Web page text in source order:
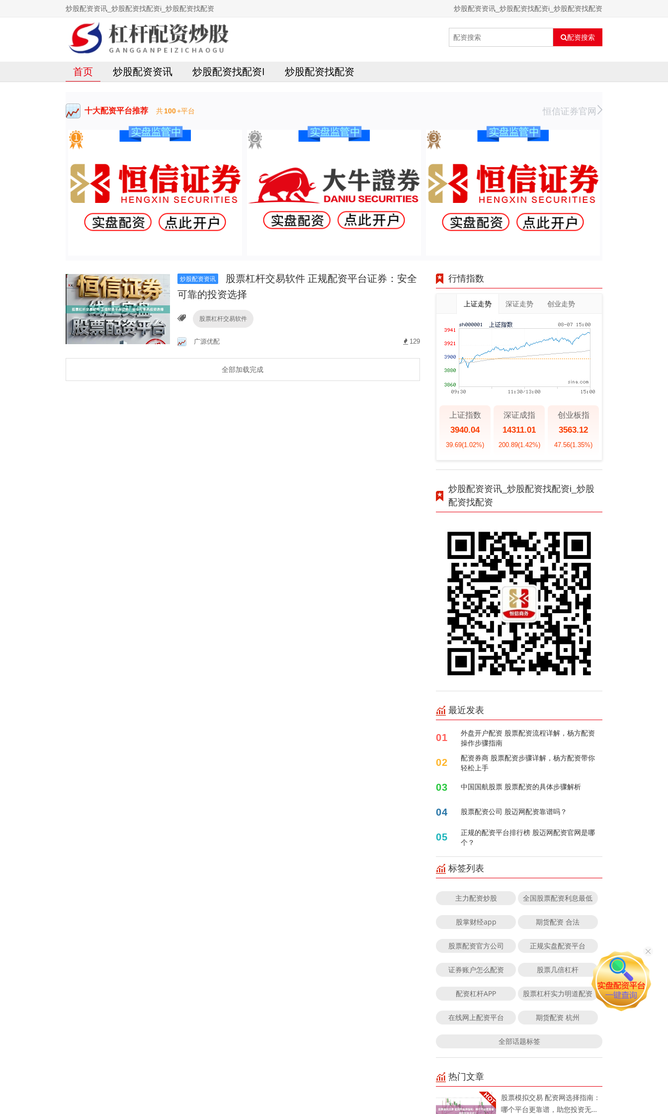
炒股配资资讯_炒股配资找配资i_炒股配资找配资 炒股配资资讯_炒股配资找配资i_炒股配资找配资
配资搜索
首页 炒股配资资讯 炒股配资找配资I 炒股配资找配资
十大配资平台推荐 共100+平台 恒信证券官网
炒股配资资讯
股票杠杆交易软件 正规配资平台证券：安全
可靠的投资选择
股票杠杆交易软件
广源优配 129
全部加载完成
行情指数
上证走势 深证走势 创业走势
上证指数
3940.04
39.69(1.02%)
深证成指
14311.01
200.89(1.42%)
创业板指
3563.12
47.56(1.35%)
炒股配资资讯_炒股配资找配资i_炒股
配资找配资
最近发表
01
外盘开户配资 股票配资流程详解，杨方配资
操作步骤指南
02
配资券商 股票配资步骤详解，杨方配资带你
轻松上手
03 中国国航股票 股票配资的具体步骤解析
04 股票配资公司 股迈网配资靠谱吗？
05
正规的配资平台排行榜 股迈网配资官网是哪
个？
标签列表
主力配资炒股 全国股票配资利息最低
股掌财经app 期货配资 合法
股票配资官方公司 正规实盘配资平台
证券账户怎么配资 股票几倍杠杆
配资杠杆APP 股票杠杆实力明道配资
在线网上配资平台 期货配资 杭州
全部话题标签
热门文章
股票模拟交易 配资网选择指南：
哪个平台更靠谱，助您投资无